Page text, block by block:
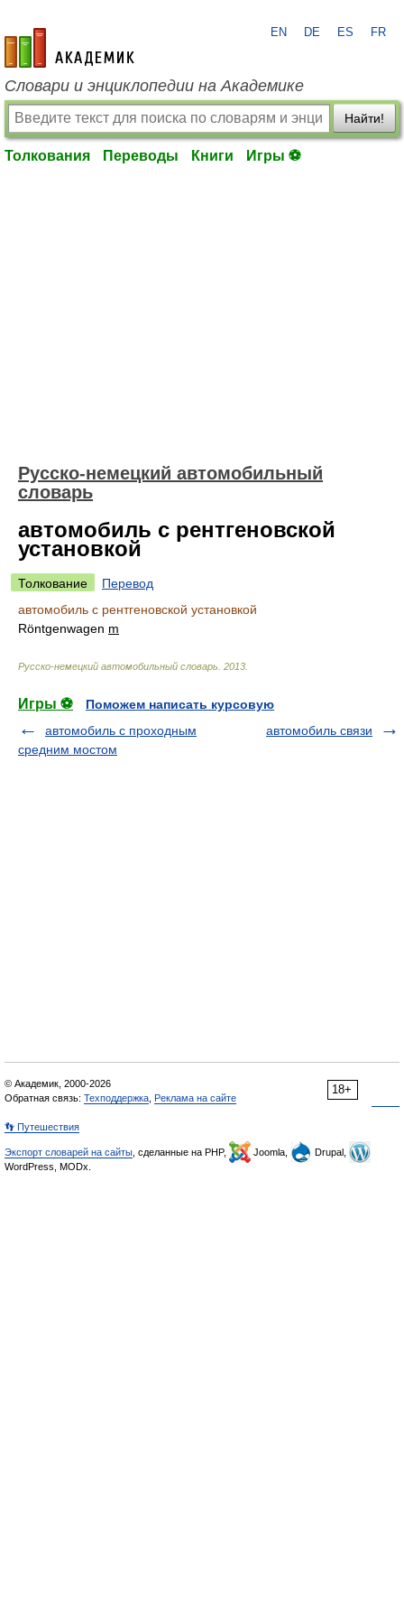
academic.ru
EN DE ES FR
Словари и энциклопедии на Академике
Найти!
Толкования Переводы Книги Игры ⚽
Русско-немецкий автомобильный
словарь
автомобиль с рентгеновской
установкой
Толкование
Перевод
автомобиль с рентгеновской установкой
Röntgenwagen m
Русско-немецкий автомобильный словарь 2013
Игры ⚽
Поможем написать курсовую
автомобиль с проходным
средним мостом
автомобиль связи
18+
© Академик, 2000-2026
Обратная связь: Техподдержка Реклама на сайте
👣 Путешествия
Экспорт словарей на сайты , сделанные на PHP, Joomla,
Drupal,
WordPress, MODx.